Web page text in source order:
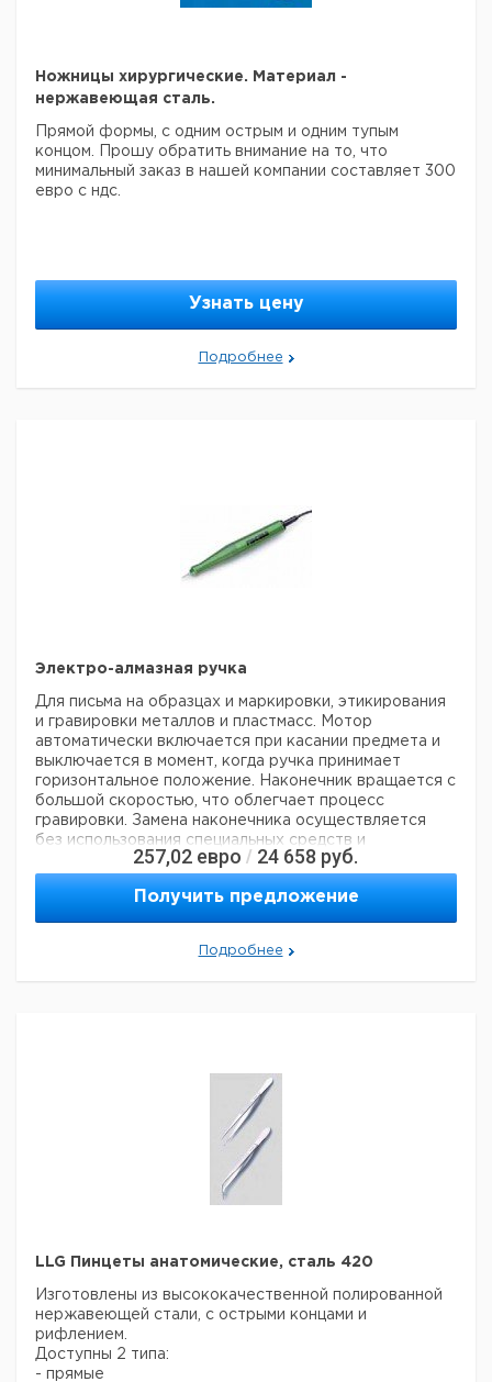
Ножницы хирургические. Материал -
нержавеющая сталь.
Прямой формы, c одним острым и одним тупым
концом.
Прошу обратить внимание на то, что
минимальный заказ в нашей компании составляет 300
евро с ндс.
Узнать цену
Подробнее
Электро-алмазная ручка
Для письма на образцах и маркировки, этикирования
и гравировки металлов и пластмасс. Мотор
автоматически включается при касании предмета и
выключается в момент, когда ручка принимает
горизонтальное положение. Наконечник вращается с
большой скоростью, что облегчает процесс
гравировки. Замена наконечника осуществляется
без использования специальных средств и
инструментов. Глубина гравировки достаточна для
того, чтобы оставаться навсегда. Масса около 100
грамм, диаметр рукоятки 15 мм. Поставляется с
острием типа А для стекла, диам. 1,5 мм. Прошу
нашей компании составляет 300 евро с ндс.
257,02 евро / 24 658 руб.
Получить предложение
Подробнее
LLG Пинцеты анатомические, сталь 420
Изготовлены из высококачественной полированной
нержавеющей стали, с острыми концами и
рифлением.
Доступны 2 типа:
- прямые